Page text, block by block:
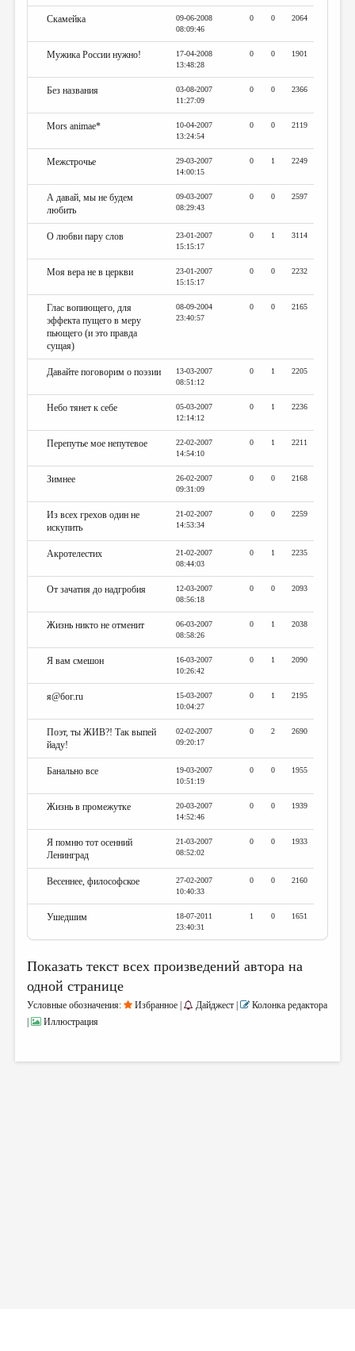
Скамейка
09-06-2008
08:09:46
0 0 2064
Мужика России нужно!
17-04-2008
13:48:28
0 0 1901
Без названия
03-08-2007
11:27:09
0 0 2366
Mors animae*
10-04-2007
13:24:54
0 0 2119
Межстрочье
29-03-2007
14:00:15
0 1 2249
А давай, мы не будем
любить
09-03-2007
08:29:43
0 0 2597
О любви пару слов
23-01-2007
15:15:17
0 1 3114
Моя вера не в церкви
23-01-2007
15:15:17
0 0 2232
Глас вопиющего, для
эффекта пущего в меру
пьющего (и это правда
сущая)
08-09-2004
23:40:57
0 0 2165
Давайте поговорим о поэзии
13-03-2007
08:51:12
0 1 2205
Небо тянет к себе
05-03-2007
12:14:12
0 1 2236
Перепутье мое непутевое
22-02-2007
14:54:10
0 1 2211
Зимнее
26-02-2007
09:31:09
0 0 2168
Из всех грехов один не
искупить
21-02-2007
14:53:34
0 0 2259
Акротелестих
21-02-2007
08:44:03
0 1 2235
От зачатия до надгробия
12-03-2007
08:56:18
0 0 2093
Жизнь никто не отменит
06-03-2007
08:58:26
0 1 2038
Я вам смешон
16-03-2007
10:26:42
0 1 2090
я@бог.ru
15-03-2007
10:04:27
0 1 2195
Поэт, ты ЖИВ?! Так выпей
йаду!
02-02-2007
09:20:17
0 2 2690
Банально все
19-03-2007
10:51:19
0 0 1955
Жизнь в промежутке
20-03-2007
14:52:46
0 0 1939
Я помню тот осенний
Ленинград
21-03-2007
08:52:02
0 0 1933
Весеннее, философское
27-02-2007
10:40:33
0 0 2160
Ушедшим
18-07-2011
23:40:31
1 0 1651
Показать текст всех произведений автора на
одной странице
Условные обозначения: Избранное | Дайджест |
Колонка редактора
Иллюстрация